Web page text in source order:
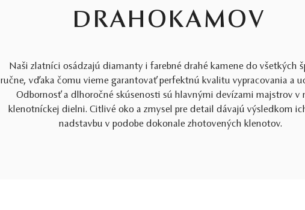
DRAHOKAMOV
Naši zlatníci osádzajú diamanty i farebné drahé kamene do všetkých
ručne, vďaka čomu vieme garantovať perfektnú kvalitu vypracovania a
Odbornosť a dlhoročné skúsenosti sú hlavnými devízami majstrov v
klenotníckej dielni. Citlivé oko a zmysel pre detail dávajú výsledkom
nadstavbu v podobe dokonale zhotovených klenotov.